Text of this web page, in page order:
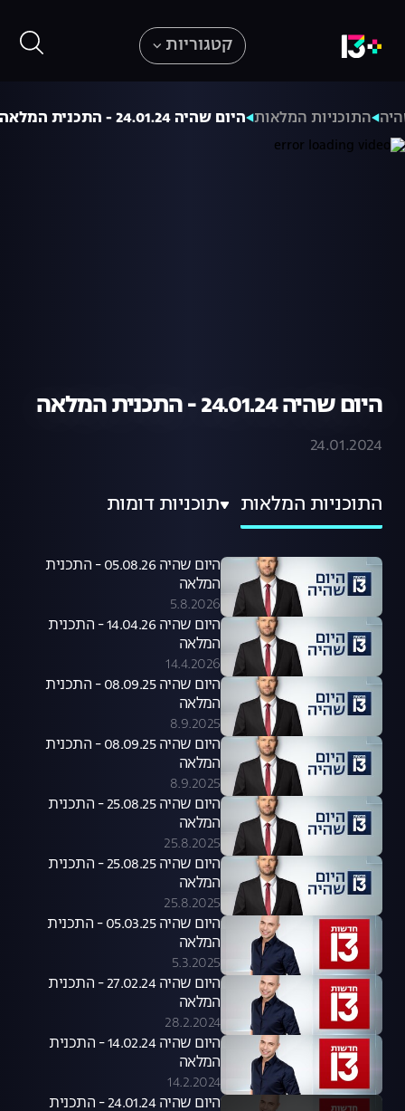
קטגוריות
התוכניות המלאות היום שהיה 24.01.24 - התכנית המלאה
היום שהיה 24.01.24 - התכנית המלאה
24.01.2024
התוכניות המלאות תוכניות דומות
היום שהיה 05.08.26 - התכנית
המלאה
5.8.2026
היום שהיה 14.04.26 - התכנית
המלאה
14.4.2026
היום שהיה 08.09.25 - התכנית
המלאה
8.9.2025
היום שהיה 08.09.25 - התכנית
המלאה
8.9.2025
היום שהיה 25.08.25 - התכנית
המלאה
25.8.2025
היום שהיה 25.08.25 - התכנית
המלאה
25.8.2025
היום שהיה 05.03.25 - התכנית
המלאה
5.3.2025
היום שהיה 27.02.24 - התכנית
המלאה
28.2.2024
היום שהיה 14.02.24 - התכנית
המלאה
14.2.2024
היום שהיה 24.01.24 - התכנית